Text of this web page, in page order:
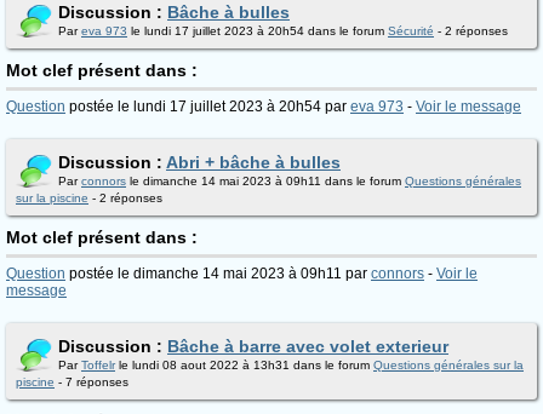
Discussion : Bâche à bulles
Pareva 973 le lundi 17 juillet 2023 à 20h54 dans le forum Sécurité - 2 réponses
Mot clef présent dans :
Question postée le lundi 17 juillet 2023 à 20h54 par eva 973 - Voir le message
Discussion : Abri + bâche à bulles
Parconnors le dimanche 14 mai 2023 à 09h11 dans le forum Questions générales
sur la piscine - 2 réponses
Mot clef présent dans :
Question postée le dimanche 14 mai 2023 à 09h11 par connors - Voir le
message
Discussion : Bâche à barre avec volet exterieur
ParToffelrle lundi 08 aout 2022 à 13h31 dans le forum Questions générales sur la
piscine - 7 réponses